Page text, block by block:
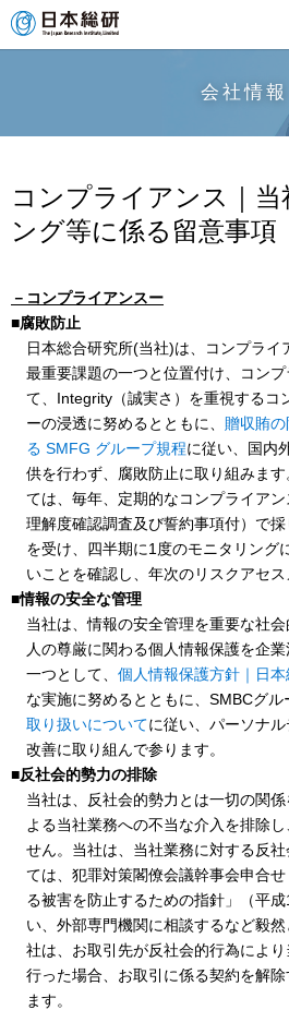
会社情報
コンプライアンス｜
ング等に係る留意事項
－コンプライアンスー
■腐敗防止
日本総合研究所(当社)は、コンプライ
最重要課題の一つと位置付け、コン
て、Integrity（誠実さ）を重視するコ
ーの浸透に努めるとともに、 贈収賄
る SMFG グループ規程に従い、国内
供を行わず、腐敗防止に取り組みま
ては、毎年、定期的なコンプライア
理解度確認調査及び誓約事項付）で
を受け、四半期に1度のモニタリング
いことを確認し、年次のリスクアセス
■情報の安全な管理
当社は、情報の安全管理を重要な社
人の尊厳に関わる個人情報保護を企
一つとして、 個人情報保護方針｜日本
な実施に努めるとともに、SMBCグル
取り扱いについてに従い、パーソナ
改善に取り組んで参ります。
■反社会的勢力の排除
当社は、反社会的勢力とは一切の関
よる当社業務への不当な介入を排除
せん。当社は、当社業務に対する反
ては、犯罪対策閣僚会議幹事会申合
る被害を防止するための指針」（平
い、外部専門機関に相談するなど毅
社は、お取引先が反社会的行為によ
行った場合、お取引に係る契約を解
ます。